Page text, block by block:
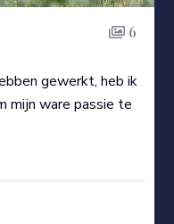
6
gewerkt, heb ik
mijn ware passie te